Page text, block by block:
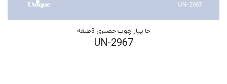
جا پیاز چوب حصیری 3طبقه
UN-2967